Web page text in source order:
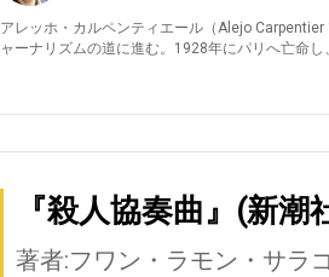
アレッホ・カルペンティエール（Alejo
ャーナリズムの道に進む。1928年にパリへ亡命
『殺人協奏曲』(新潮
著者:フワン・ラモン・サラ